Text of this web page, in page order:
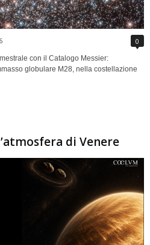
0
con il Catalogo Messier:
globulare M28, nella costellazione
di Venere